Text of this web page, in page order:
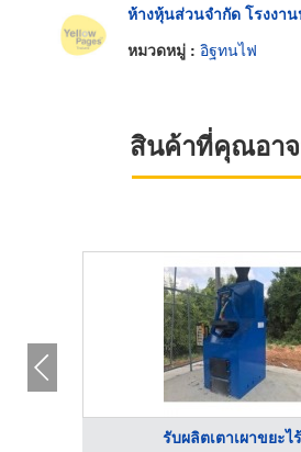
ห้างหุ้นส่วนจำกัด โรงงา
หมวดหมู่ : อิฐทนไฟ
สินค้าที่คุณอา
รับผลิตเตาเผาขยะไ